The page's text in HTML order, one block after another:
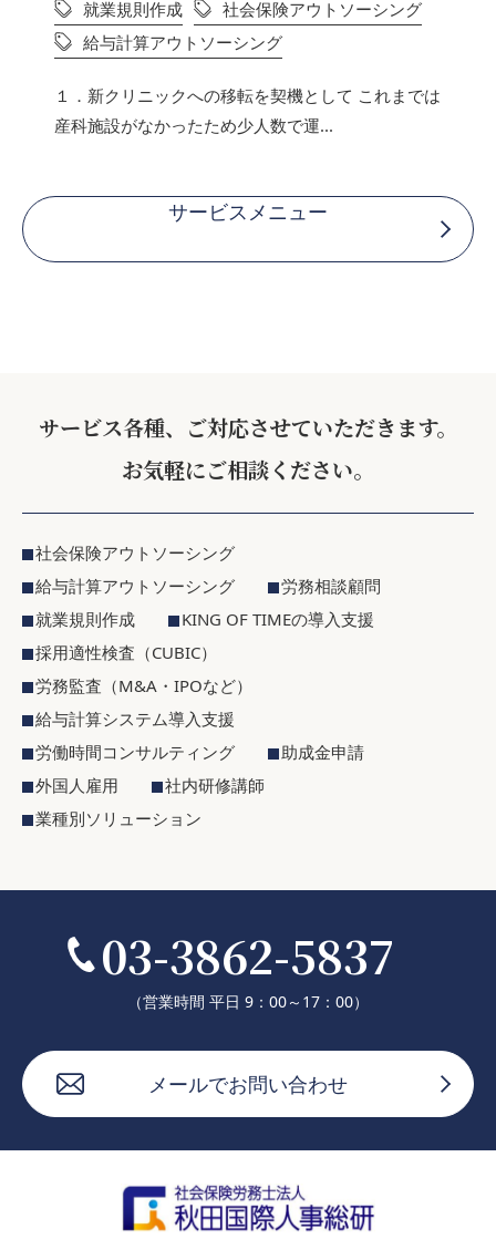
就業規則作成
社会保険アウトソーシング
給与計算アウトソーシング
１．新クリニックへの移転を契機として これまでは
産科施設がなかったため少人数で運...
サービスメニュー
サービス各種、ご対応させていただきます。
お気軽にご相談ください。
社会保険アウトソーシング
給与計算アウトソーシング
労務相談顧問
就業規則作成
KING OF TIMEの導入支援
採用適性検査（CUBIC）
労務監査（M&A・IPOなど）
給与計算システム導入支援
労働時間コンサルティング
助成金申請
外国人雇用
社内研修講師
業種別ソリューション
03-3862-5837
（営業時間 平日 9：00～17：00）
メールでお問い合わせ